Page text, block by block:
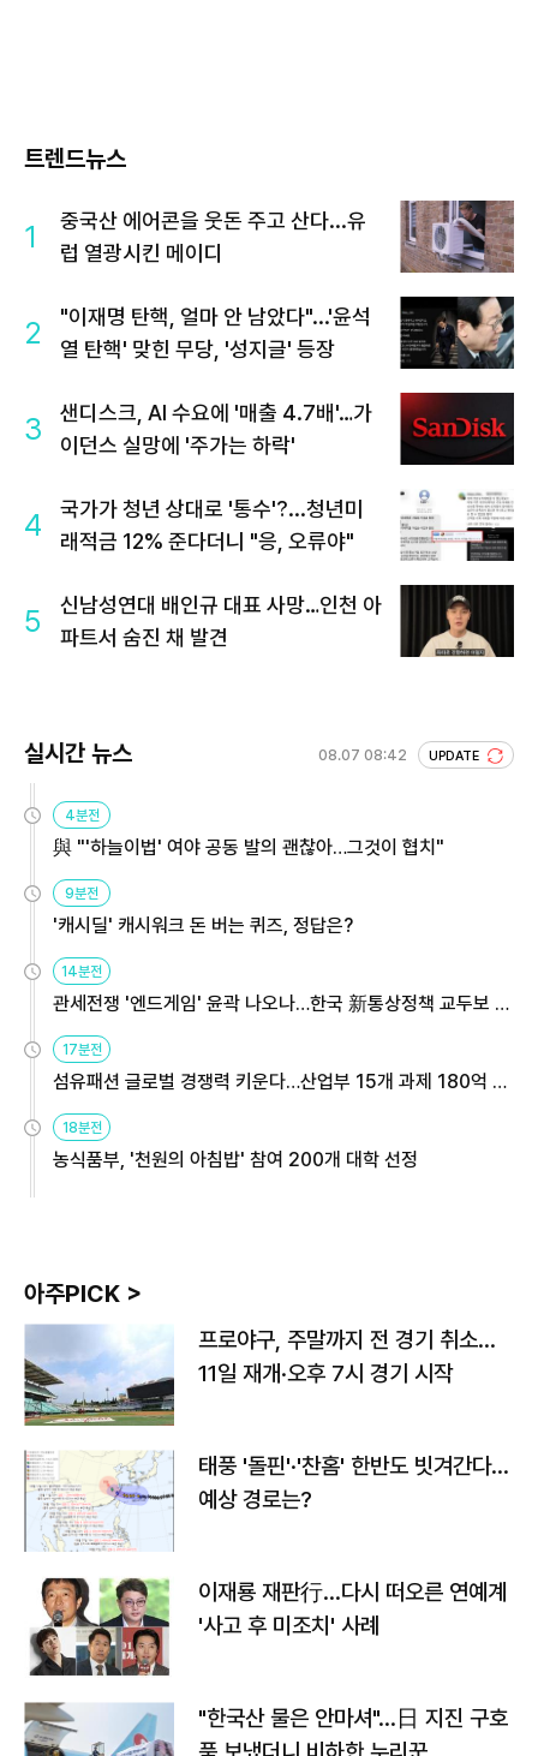
트렌드뉴스
1
중국산 에어콘을 웃돈 주고 산다...유
럽 열광시킨 메이디
2
"이재명 탄핵, 얼마 안 남았다"...'윤석
열 탄핵' 맞힌 무당, '성지글' 등장
3
샌디스크, AI 수요에 '매출 4.7배'…가
이던스 실망에 '주가는 하락'
4
국가가 청년 상대로 '통수'?...청년미
래적금 12% 준다더니 "응, 오류야"
5
신남성연대 배인규 대표 사망…인천 아
파트서 숨진 채 발견
실시간 뉴스 08.07 08:42 UPDATE
4분전
與 "'하늘이법' 여야 공동 발의 괜찮아…그것이 협치"
9분전
'캐시딜' 캐시워크 돈 버는 퀴즈, 정답은?
14분전
관세전쟁 '엔드게임' 윤곽 나오나…한국 新통상정책 교두보 활
용해야
17분전
섬유패션 글로벌 경쟁력 키운다…산업부 15개 과제 180억 지
원
18분전
농식품부, '천원의 아침밥' 참여 200개 대학 선정
아주PICK >
프로야구, 주말까지 전 경기 취소…
11일 재개·오후 7시 경기 시작
태풍 '돌핀'·'찬홈' 한반도 빗겨간다…
예상 경로는?
이재룡 재판行…다시 떠오른 연예계
'사고 후 미조치' 사례
"한국산 물은 안마셔"…日 지진 구호